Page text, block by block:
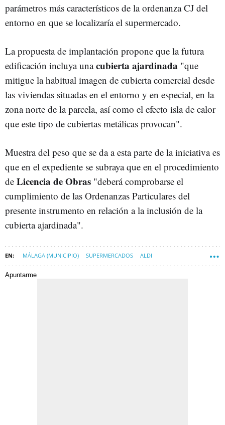
parámetros más característicos de la ordenanza CJ del
entorno en que se localizaría el supermercado.
La propuesta de implantación propone que la futura
edificación incluya unacubierta ajardinada "que
mitigue la habitual imagen de cubierta comercial desde
las viviendas situadas en el entorno y en especial, en la
zona norte de la parcela, así como el efecto isla de calor
que este tipo de cubiertas metálicas provocan".
Muestra del peso que se da a esta parte de la iniciativa es
que en el expediente se subraya que en el procedimiento
de Licencia de Obras "deberá comprobarse el
cumplimiento de las Ordenanzas Particulares del
presente instrumento en relación a la inclusión de la
cubierta ajardinada".
MÁLAGA (MUNICIPIO) SUPERMERCADOS ALDI
AYUNTAMIENTO DE MÁLAGA
Apuntarme